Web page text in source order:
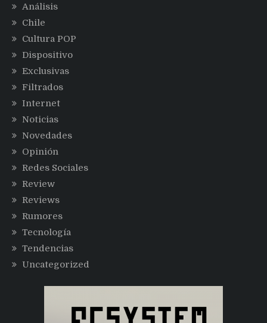
Análisis
Chile
Cultura POP
Dispositivo
Exclusivas
Filtrados
Internet
Noticias
Novedades
Opinión
Redes Sociales
Review
Reviews
Rumores
Tecnología
Tendencias
Uncategorized